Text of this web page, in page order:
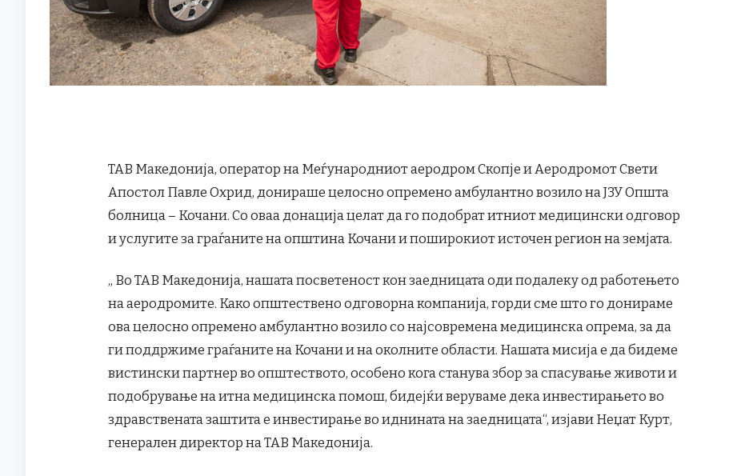
ТАВ Македонија, оператор на Меѓународниот аеродром Скопје и Аеродромот Свети
Апостол Павле Охрид, донираше целосно опремено амбулантно возило на ЈЗУ Општа
болница – Кочани. Со оваа донација целат да го подобрат итниот медицински одговор
и услугите за граѓаните на општина Кочани и поширокиот источен регион на земјата.
„ Во ТАВ Македонија, нашата посветеност кон заедницата оди подалеку од работењето
на аеродромите. Како општествено одговорна компанија, горди сме што го донираме
ова целосно опремено амбулантно возило со најсовремена медицинска опрема, за да
ги поддржиме граѓаните на Кочани и на околните области. Нашата мисија е да бидеме
вистински партнер во општеството, особено кога станува збор за спасување животи и
подобрување на итна медицинска помош, бидејќи веруваме дека инвестирањето во
здравствената заштита е инвестирање во иднината на заедницата“, изјави Неџат Курт,
генерален директор на ТАВ Македонија.